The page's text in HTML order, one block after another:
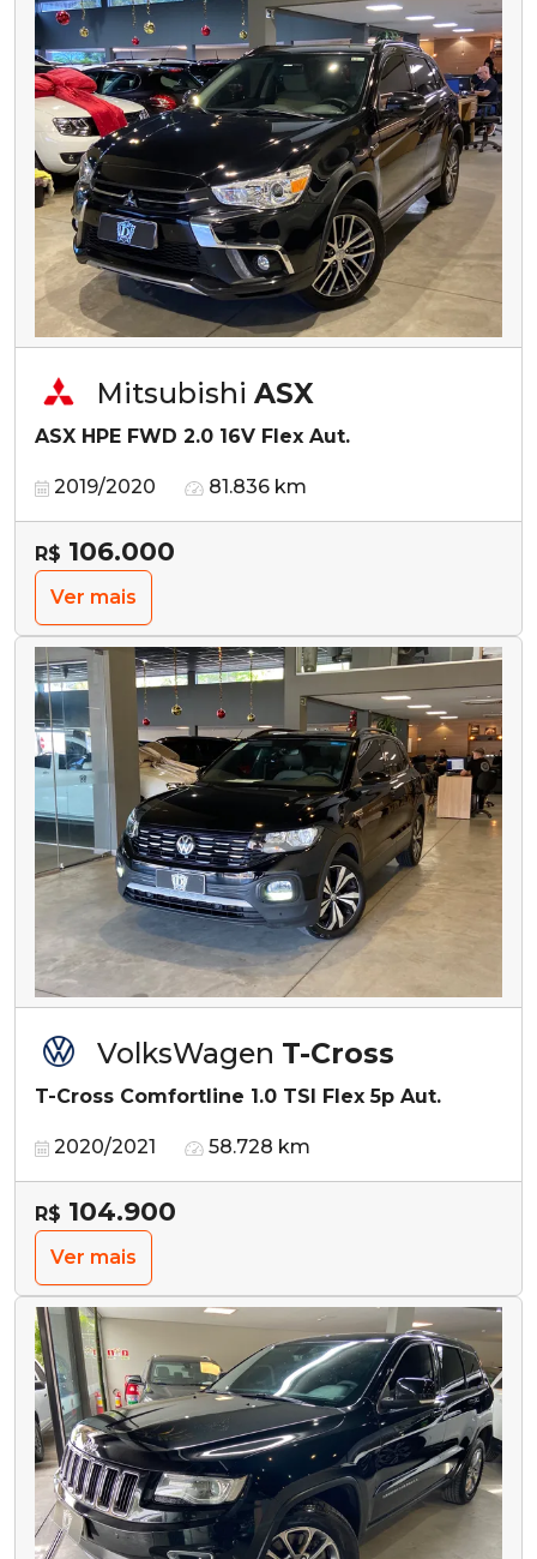
Mitsubishi ASX
ASX HPE FWD 2.0 16V Flex Aut.
2019/2020 81.836 km
R$ 106.000
Ver mais
VolksWagen T-Cross
T-Cross Comfortline 1.0 TSI Flex 5p Aut.
2020/2021 58.728 km
R$ 104.900
Ver mais